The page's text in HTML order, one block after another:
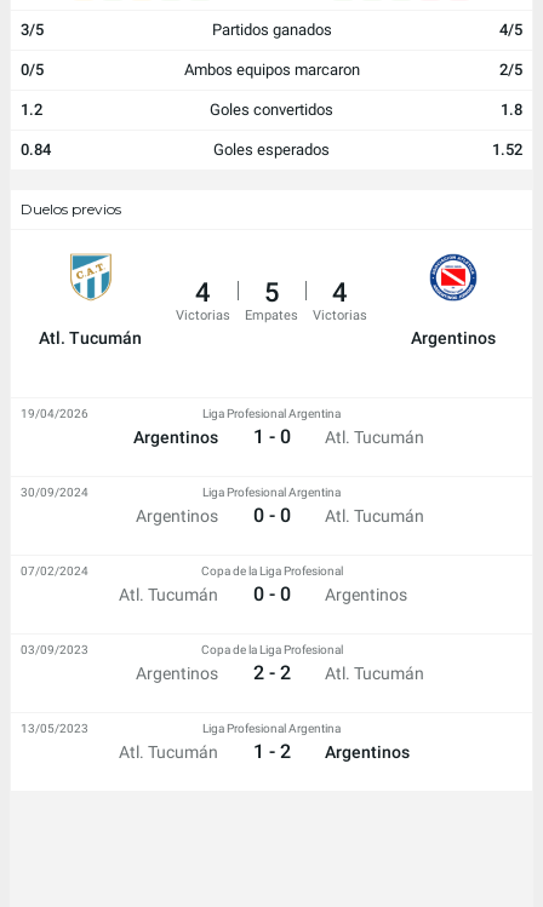
3/5 Partidos ganados 4/5
0/5 Ambos equipos marcaron 2/5
1.2 Goles convertidos 1.8
0.84 Goles esperados 1.52
Duelos previos
Atl. Tucumán
4
Victorias
5
Empates
4
Victorias
Argentinos
Argentinos
Liga Profesional Argentina
1 - 0 Atl. Tucumán
19/04/2026
Argentinos
Liga Profesional Argentina
0 - 0 Atl. Tucumán
30/09/2024
Atl. Tucumán
Copa de la Liga Profesional
0 - 0 Argentinos
07/02/2024
Argentinos
Copa de la Liga Profesional
2 - 2 Atl. Tucumán
03/09/2023
Atl. Tucumán
Liga Profesional Argentina
1 - 2 Argentinos
13/05/2023